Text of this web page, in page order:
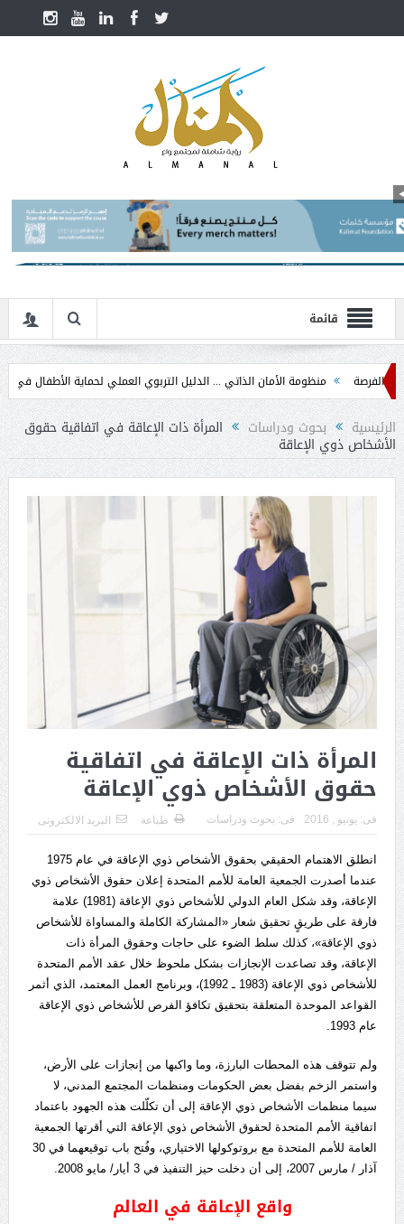
قائمة
منظومة الأمان الذاتي ... الدليل التربوي العملي لحماية الأطفال في مرحلة التدخل
الرئيسية بحوث ودراسات المرأة ذات الإعاقة في اتفاقية حقوق
الأشخاص ذوي الإعاقة
المرأة ذات الإعاقة في اتفاقية
حقوق الأشخاص ذوي الإعاقة
فى: يونيو , 2016 فى: بحوث ودراسات طباعة البريد الالكترونى
انطلق الاهتمام الحقيقي بحقوق الأشخاص ذوي الإعاقة في عام 1975
عندما أصدرت الجمعية العامة للأمم المتحدة إعلان حقوق الأشخاص ذوي
الإعاقة، وقد شكل العام الدولي للأشخاص ذوي الإعاقة (1981) علامة
فارقة على طريقٍ تحقيق شعار «المشاركة الكاملة والمساواة للأشخاص
ذوي الإعاقة»، كذلك سلط الضوء على حاجات وحقوق المرأة ذات
الإعاقة، وقد تصاعدت الإنجازات بشكل ملحوظ خلال عقد الأمم المتحدة
للأشخاص ذوي الإعاقة (1983 ـ 1992)، وبرنامج العمل المعتمد، الذي أثمر
القواعد الموحدة المتعلقة بتحقيق تكافؤ الفرص للأشخاص ذوي الإعاقة
عام 1993.
ولم تتوقف هذه المحطات البارزة، وما واكبها من إنجازات على الأرض،
واستمر الزخم بفضل بعض الحكومات ومنظمات المجتمع المدني، لا
سيما منظمات الأشخاص ذوي الإعاقة إلى أن تكلّلت هذه الجهود باعتماد
اتفاقية الأمم المتحدة لحقوق الأشخاص ذوي الإعاقة التي أقرتها الجمعية
العامة للأمم المتحدة مع بروتوكولها الاختياري، وفُتح باب توقيعهما في 30
آذار / مارس 2007، إلى أن دخلت حيز التنفيذ في 3 أيار/ مايو 2008.
واقع الإعاقة في العالم